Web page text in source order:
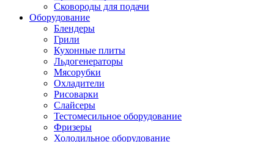
Сковороды для подачи
Оборудование
Блендеры
Грили
Кухонные плиты
Льдогенераторы
Мясорубки
Охладители
Рисоварки
Слайсеры
Тестомесильное оборудование
Фризеры
Холодильное оборудование